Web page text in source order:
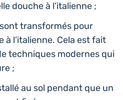
douche à l’italienne ;
sont trans­for­més pour
à l’i­ta­lienne. Cela est fait
tech­niques modernes qui
;
au sol pendant que un